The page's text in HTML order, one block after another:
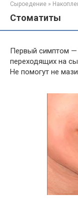
Сыроедение »
Стоматиты
Первый симптом —
переходящих на
Не помогут не